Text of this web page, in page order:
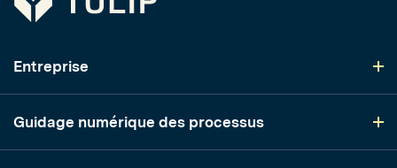
Entreprise
Guidage numérique des processus